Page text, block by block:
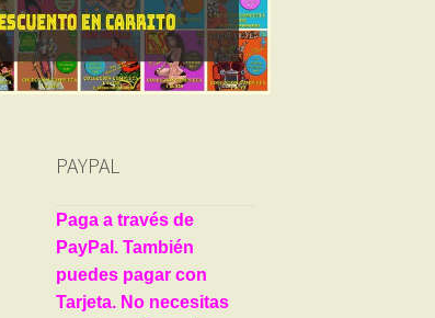
PAYPAL
Paga a través de
PayPal. También
puedes pagar con
Tarjeta. No necesitas